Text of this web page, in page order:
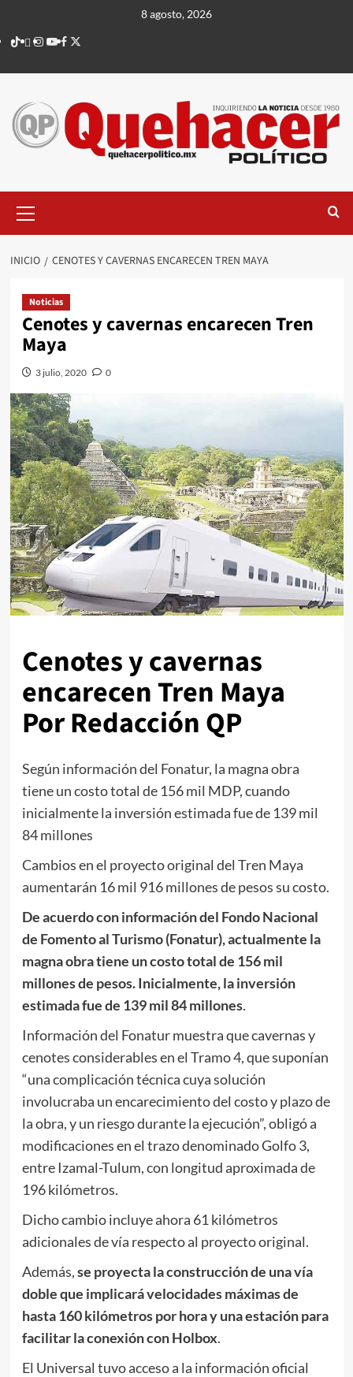
contenido
8 agosto, 2026
TikTok
threads
Instagram
Youtube
Facebook
X
principal
INICIO CENOTES Y CAVERNAS ENCARECEN TREN MAYA
Noticias
Cenotes y cavernas encarecen Tren
Maya
3 julio, 2020 0
Cenotes y cavernas
encarecen Tren Maya
Por Redacción QP
Según información del Fonatur, la magna obra
tiene un costo total de 156 mil MDP, cuando
inicialmente la inversión estimada fue de 139 mil
84 millones
Cambios en el proyecto original del Tren Maya
aumentarán 16 mil 916 millones de pesos su costo.
De acuerdo con información del Fondo Nacional
de Fomento al Turismo (Fonatur), actualmente la
magna obra tiene un costo total de 156 mil
millones de pesos. Inicialmente, la inversión
estimada fue de 139 mil 84 millones.
Información del Fonatur muestra que cavernas y
cenotes considerables en el Tramo 4, que suponían
“una complicación técnica cuya solución
involucraba un encarecimiento del costo y plazo de
la obra, y un riesgo durante la ejecución”, obligó a
modificaciones en el trazo denominado Golfo 3,
entre Izamal-Tulum, con longitud aproximada de
196 kilómetros.
Dicho cambio incluye ahora 61 kilómetros
adicionales de vía respecto al proyecto original.
Además,se proyecta la construcción de una vía
doble que implicará velocidades máximas de
hasta 160 kilómetros por hora y una estación para
facilitar la conexión con Holbox.
El Universal tuvo acceso a la información oficial